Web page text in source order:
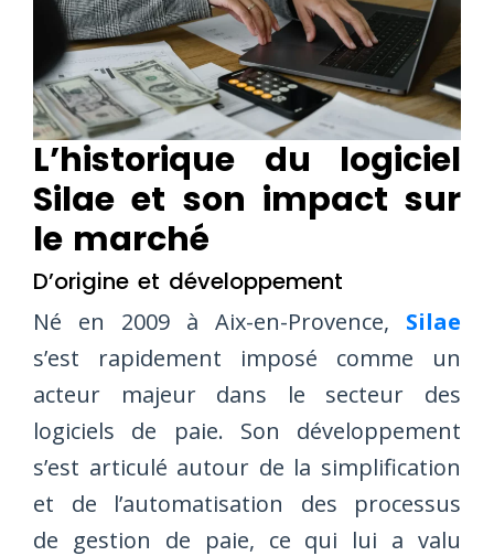
L’historique du logiciel
Silae et son impact sur
le marché
D’origine et développement
Né en 2009 à Aix-en-Provence, Silae
s’est rapidement imposé comme un
acteur majeur dans le secteur des
logiciels de paie. Son développement
s’est articulé autour de la simplification
et de l’automatisation des processus
de gestion de paie, ce qui lui a valu